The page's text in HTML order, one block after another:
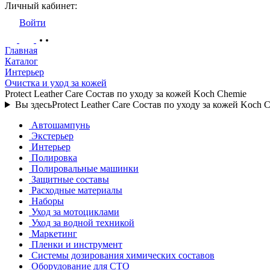
Личный кабинет:
Войти
Главная
Каталог
Интерьер
Очистка и уход за кожей
Protect Leather Care Состав по уходу за кожей Koch Chemie
Вы здесьProtect Leather Care Состав по уходу за кожей Koch
Автошампунь
Экстерьер
Интерьер
Полировка
Полировальные машинки
Защитные составы
Расходные материалы
Наборы
Уход за мотоциклами
Уход за водной техникой
Маркетинг
Пленки и инструмент
Системы дозирования химических составов
Оборудование для СТО